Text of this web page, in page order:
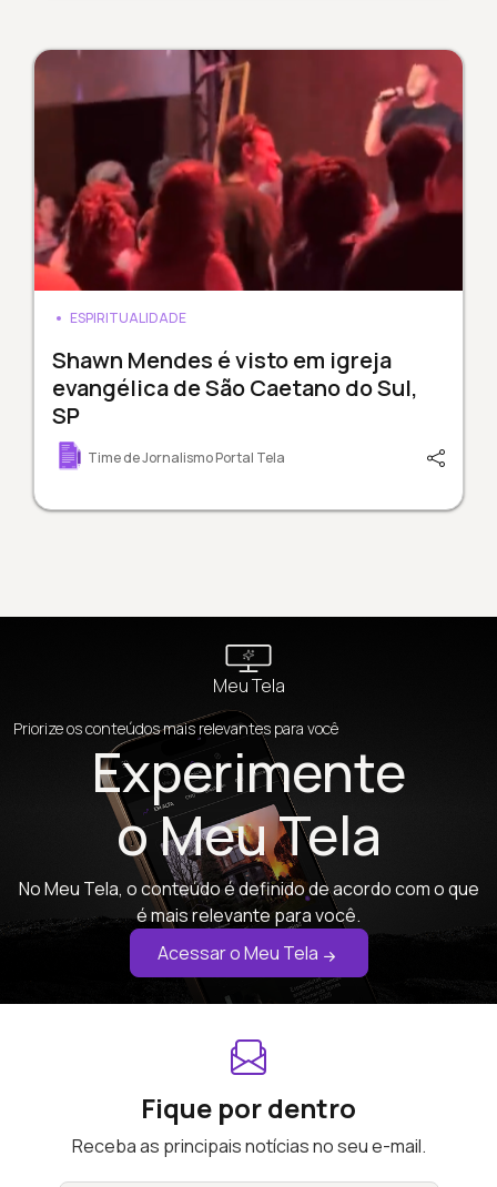
ESPIRITUALIDADE
Shawn Mendes é visto em igreja
evangélica de São Caetano do Sul,
SP
Time de Jornalismo Portal Tela
Meu Tela
Priorize os conteúdos mais relevantes para você
Experimente
o Meu Tela
No Meu Tela, o conteúdo é definido de acordo com o que
é mais relevante para você.
Acessar o Meu Tela
Fique por dentro
Receba as principais notícias no seu e-mail.